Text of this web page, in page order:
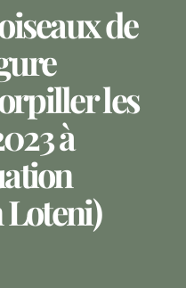
de
les
à
Loteni)